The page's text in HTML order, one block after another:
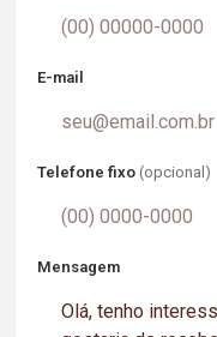
E-mail
Telefone fixo (opcional)
Mensagem